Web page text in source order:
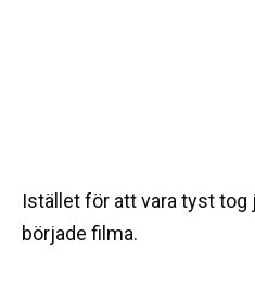
Istället för att vara tyst
började filma.